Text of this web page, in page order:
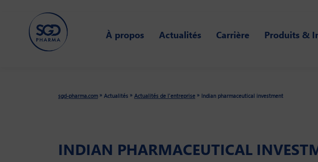
À propos Actualités Carrière Produits &
sgd-pharma.com » Actualités » Actualités de l'entreprise » Indian pharmaceutical investment
INDIAN PHARMACEUTICAL